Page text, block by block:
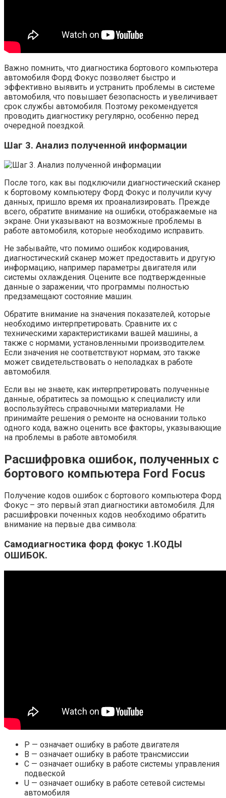
Важно помнить, что диагностика бортового компьютера
автомобиля Форд Фокус позволяет быстро и
эффективно выявить и устранить проблемы в системе
автомобиля, что повышает безопасность и увеличивает
срок службы автомобиля. Поэтому рекомендуется
проводить диагностику регулярно, особенно перед
очередной поездкой.
Шаг 3. Анализ полученной информации
После того, как вы подключили диагностический сканер
к бортовому компьютеру Форд Фокус и получили кучу
данных, пришло время их проанализировать. Прежде
всего, обратите внимание на ошибки, отображаемые на
экране. Они указывают на возможные проблемы в
работе автомобиля, которые необходимо исправить.
Не забывайте, что помимо ошибок кодирования,
диагностический сканер может предоставить и другую
информацию, например параметры двигателя или
системы охлаждения. Оцените все подтвержденные
данные о заражении, что программы полностью
предзамещают состояние машин.
Обратите внимание на значения показателей, которые
необходимо интерпретировать. Сравните их с
техническими характеристиками вашей машины, а
также с нормами, установленными производителем.
Если значения не соответствуют нормам, это также
может свидетельствовать о неполадках в работе
автомобиля.
Если вы не знаете, как интерпретировать полученные
данные, обратитесь за помощью к специалисту или
воспользуйтесь справочными материалами. Не
принимайте решения о ремонте на основании только
одного кода, важно оценить все факторы, указывающие
на проблемы в работе автомобиля.
Расшифровка ошибок, полученных с
бортового компьютера Ford Focus
Получение кодов ошибок с бортового компьютера Форд
Фокус – это первый этап диагностики автомобиля. Для
расшифровки поченных кодов необходимо обратить
внимание на первые два символа:
Самодиагностика форд фокус 1.КОДЫ
ОШИБОК.
Р — означает ошибку в работе двигателя
В — означает ошибку в работе трансмиссии
С — означает ошибку в работе системы управления
подвеской
U — означает ошибку в работе сетевой системы
автомобиля